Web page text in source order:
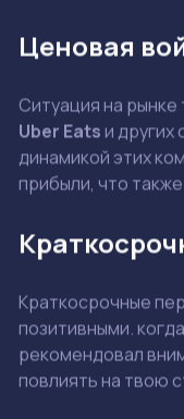
Ценовая
Ситуация на
Uber Eatsи
динамикой этих
прибыли, что
Краткосрочные
позитивными.
рекомендовал
повлиять на твою